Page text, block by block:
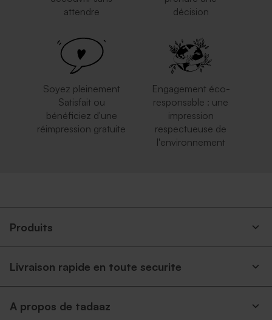
attendre
décision
Soyez pleinement
Satisfait ou
bénéficiez d'une
réimpression gratuite
Engagement éco-
responsable : une
impression
respectueuse de
l'environnement
Produits
Livraison rapide en toute securite
A propos de tadaaz